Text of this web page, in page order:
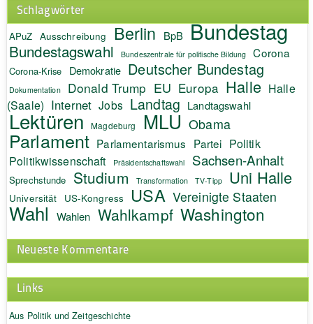
Schlagwörter
APuZ Ausschreibung Berlin BpB Bundestag
Bundestagswahl Bundeszentrale für politische Bildung Corona
Corona-Krise Demokratie Deutscher Bundestag
Dokumentation Donald Trump EU Europa Halle Halle
(Saale) Internet Jobs Landtag Landtagswahl
Lektüren Magdeburg MLU Obama
Parlament Parlamentarismus Partei Politik
Politikwissenschaft Präsidentschaftswahl Sachsen-Anhalt
Sprechstunde Studium Transformation TV-Tipp Uni Halle
Universität US-Kongress USA Vereinigte Staaten
Wahl Wahlen Wahlkampf Washington
Neueste Kommentare
Links
Aus Politik und Zeitgeschichte